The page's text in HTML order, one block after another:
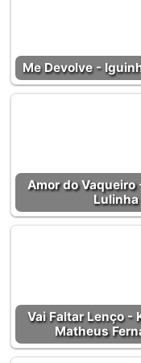
Me Devolve -
Amor do Vaqueiro
Lulinha
Vai Faltar Lenço -
Matheus